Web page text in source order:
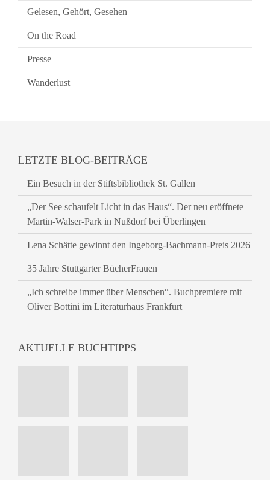
Gelesen, Gehört, Gesehen
On the Road
Presse
Wanderlust
LETZTE BLOG-BEITRÄGE
Ein Besuch in der Stiftsbibliothek St. Gallen
„Der See schaufelt Licht in das Haus“. Der neu eröffnete
Martin-Walser-Park in Nußdorf bei Überlingen
Lena Schätte gewinnt den Ingeborg-Bachmann-Preis 2026
35 Jahre Stuttgarter BücherFrauen
„Ich schreibe immer über Menschen“. Buchpremiere mit
Oliver Bottini im Literaturhaus Frankfurt
AKTUELLE BUCHTIPPS